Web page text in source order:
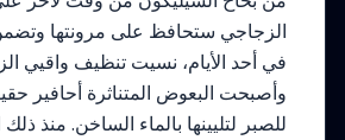
الزجاجي ستحافظ على مرونتها وتضمن
في أحد الأيام، نسيت تنظيف واقيي
وأصبحت البعوض المتناثرة أحافير
للصبر لتليينها بالماء الساخن. منذ